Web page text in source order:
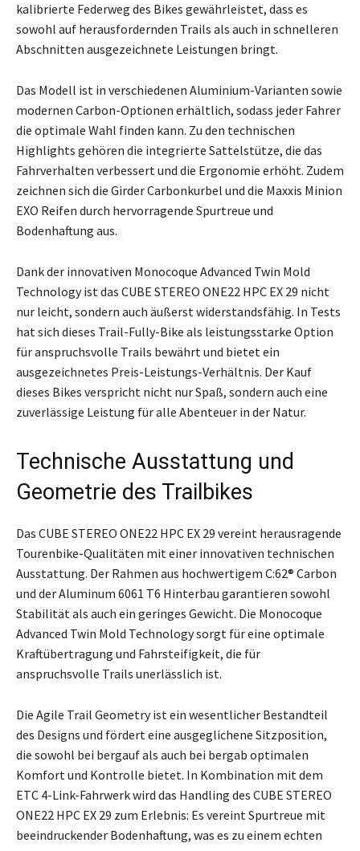
kalibrierte Federweg des Bikes gewährleistet, dass es
sowohl auf herausfordernden Trails als auch in schnelleren
Abschnitten ausgezeichnete Leistungen bringt.
Das Modell ist in verschiedenen Aluminium-Varianten sowie
modernen Carbon-Optionen erhältlich, sodass jeder Fahrer
die optimale Wahl finden kann. Zu den technischen
Highlights gehören die integrierte Sattelstütze, die das
Fahrverhalten verbessert und die Ergonomie erhöht. Zudem
zeichnen sich die Girder Carbonkurbel und die Maxxis Minion
EXO Reifen durch hervorragende Spurtreue und
Bodenhaftung aus.
Dank der innovativen Monocoque Advanced Twin Mold
Technology ist das CUBE STEREO ONE22 HPC EX 29 nicht
nur leicht, sondern auch äußerst widerstandsfähig. In Tests
hat sich dieses Trail-Fully-Bike als leistungsstarke Option
für anspruchsvolle Trails bewährt und bietet ein
ausgezeichnetes Preis-Leistungs-Verhältnis. Der Kauf
dieses Bikes verspricht nicht nur Spaß, sondern auch eine
zuverlässige Leistung für alle Abenteuer in der Natur.
Technische Ausstattung und
Geometrie des Trailbikes
Das CUBE STEREO ONE22 HPC EX 29 vereint herausragende
Tourenbike-Qualitäten mit einer innovativen technischen
Ausstattung. Der Rahmen aus hochwertigem C:62® Carbon
und der Aluminum 6061 T6 Hinterbau garantieren sowohl
Stabilität als auch ein geringes Gewicht. Die Monocoque
Advanced Twin Mold Technology sorgt für eine optimale
Kraftübertragung und Fahrsteifigkeit, die für
anspruchsvolle Trails unerlässlich ist.
Die Agile Trail Geometry ist ein wesentlicher Bestandteil
des Designs und fördert eine ausgeglichene Sitzposition,
die sowohl bei bergauf als auch bei bergab optimalen
Komfort und Kontrolle bietet. In Kombination mit dem
ETC 4-Link-Fahrwerk wird das Handling des CUBE STEREO
ONE22 HPC EX 29 zum Erlebnis: Es vereint Spurtreue mit
beeindruckender Bodenhaftung, was es zu einem echten